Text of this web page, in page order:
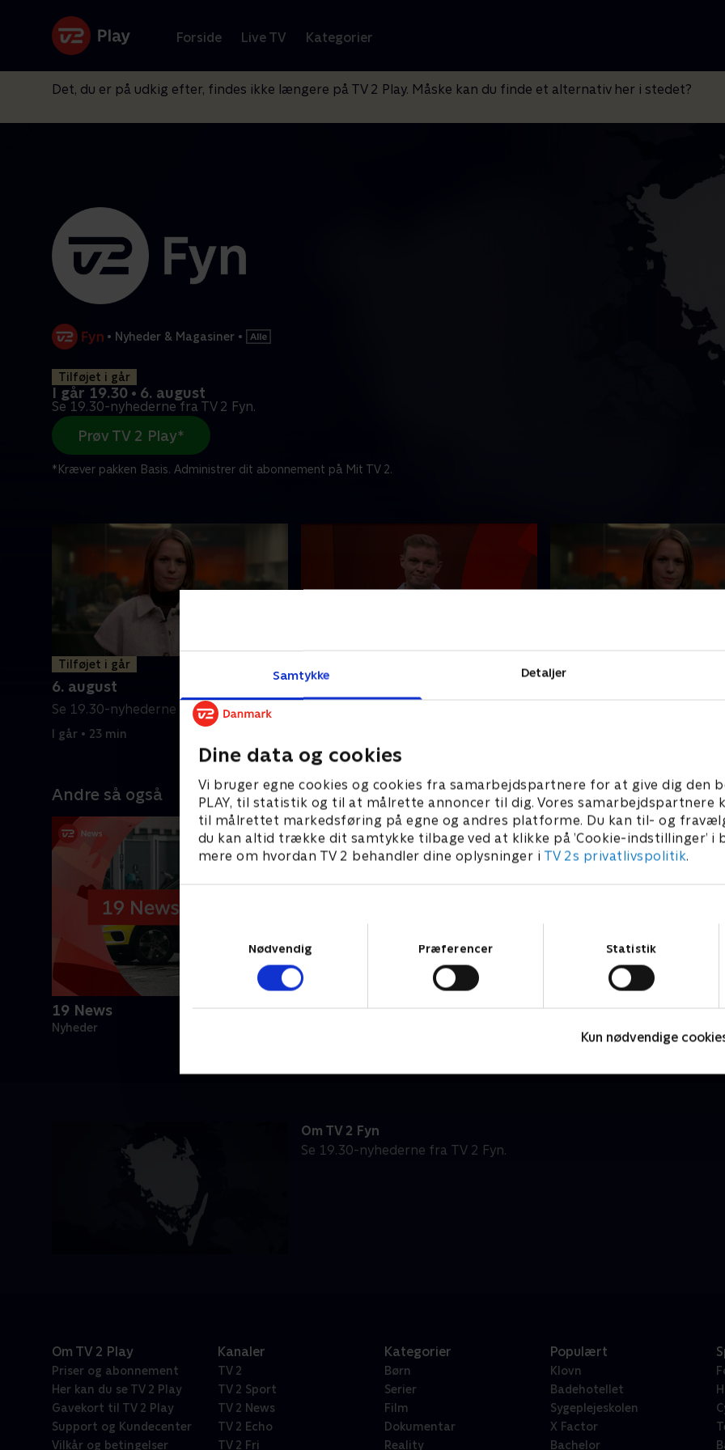
Samtykke Detaljer
Dine data og cookies
Vi bruger egne cookies og cookies fra samarbejdspartnere for at give dig den
PLAY, til statistik og til at målrette annoncer til dig. Vores samarbejdspartnere
til målrettet markedsføring på egne og andres platforme. Du kan til- og
du kan altid trække dit samtykke tilbage ved at klikke på ’Cookie-indstillinger’ i
mere om hvordan TV 2 behandler dine oplysninger i TV 2s privatlivspolitik.
Nødvendig
Præferencer Statistik
Kun nødvendige
Forside Live TV Kategorier
Det, du er på udkig efter, findes ikke længere på TV 2 Play. Måske kan du finde et alternativ her i stedet?
• Nyheder & Magasiner •
Tilføjet i går
I går 19.30 • 6. august
Se 19.30-nyhederne fra TV 2 Fyn.
Prøv TV 2 Play*
*Kræver pakken Basis. Administrer dit abonnement på Mit TV 2.
Tilføjet i går
6. august
Se 19.30-nyhederne fra TV 2 Fyn.
I går • 23 min
5. august
Se 19.30-nyhederne fra TV 2 Fyn.
4. august
Andre så også
19 News
Nyheder
Om TV 2 Fyn
Se 19.30-nyhederne fra TV 2 Fyn.
Om TV 2 Play
Priser og abonnement
Her kan du se TV 2 Play
Gavekort til TV 2 Play
Support og Kundecenter
Vilkår og betingelser
Kanaler
TV 2
TV 2 Sport
TV 2 News
TV 2 Echo
TV 2 Fri
Kategorier
Børn
Serier
Film
Dokumentar
Reality
Populært
Klovn
Badehotellet
Sygeplejeskolen
X Factor
Bachelor